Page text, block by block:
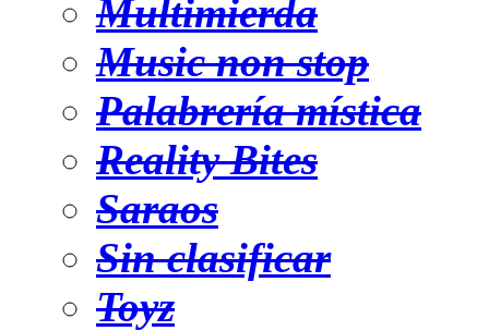
Multimierda
Music non stop
Palabrería mística
Reality Bites
Saraos
Sin clasificar
Toyz